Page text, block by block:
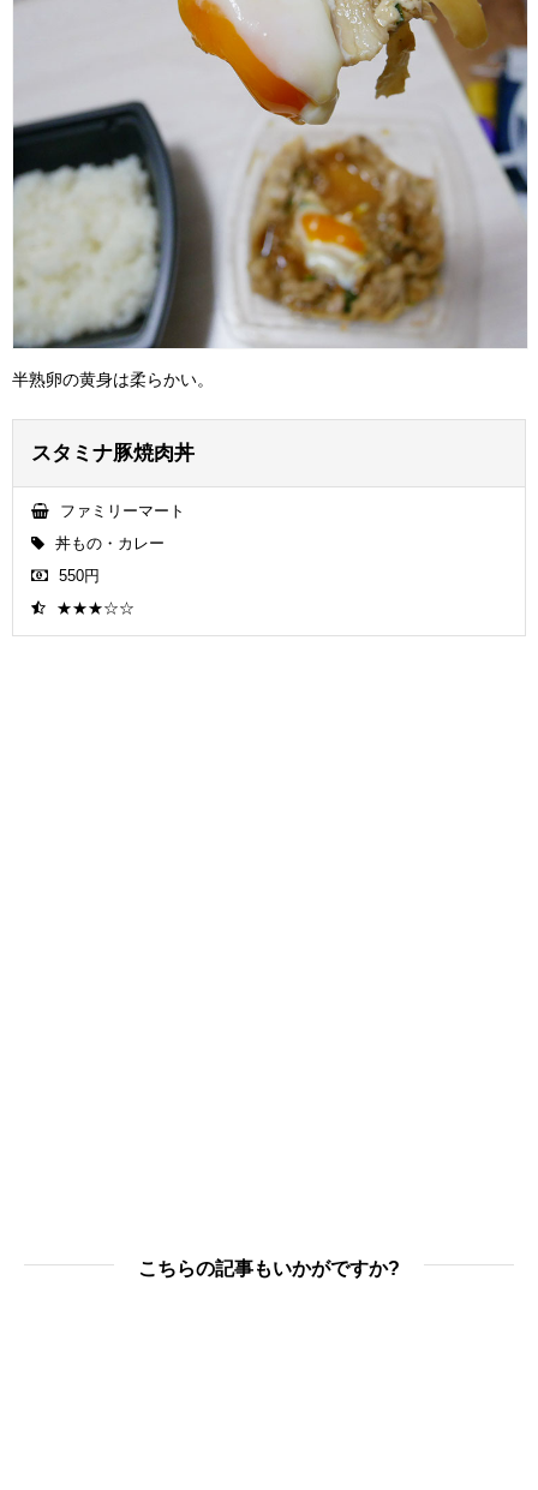
半熟卵の黄身は柔らかい。
スタミナ豚焼肉丼
ファミリーマート
丼もの・カレー
550円
★★★☆☆
こちらの記事もいかがですか?